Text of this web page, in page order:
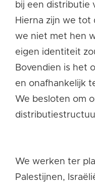
bij een distributie
Hierna zijn we tot
we niet met hen
eigen identiteit
Bovendien is het
en onafhankelijk
We besloten om
We werken ter
Palestijnen,